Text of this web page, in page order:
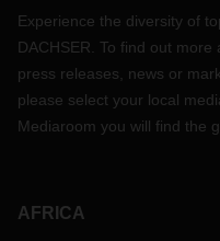
Experience the diversity of
DACHSER. To find out
press releases, news or
please select your local
Mediaroom you will find the
AFRICA